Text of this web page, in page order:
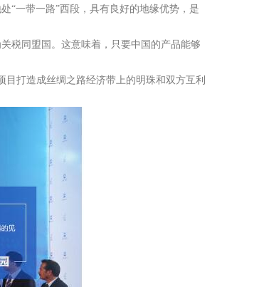
“一带一路”西段，具有良好的地缘优势，是
税同盟国。这意味着，只要中国的产品能够
打造成丝绸之路经济带上的明珠和双方互利